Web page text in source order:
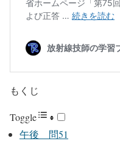
もくじ
Toggle
午後 問51